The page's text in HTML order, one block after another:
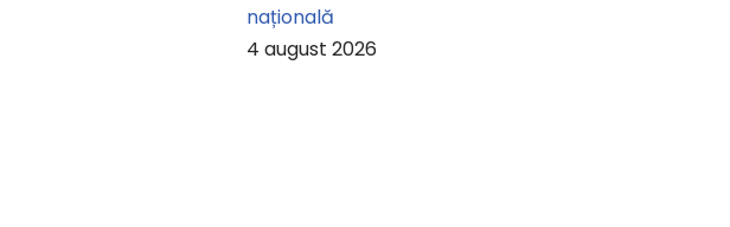
națională
4 august 2026